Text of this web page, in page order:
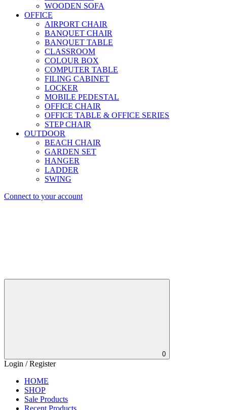
WOODEN SOFA
OFFICE
AIRPORT CHAIR
BANQUET CHAIR
BANQUET TABLE
CLASSROOM
COLOUR BOX
COMPUTER TABLE
FILING CABINET
LOCKER
MOBILE PEDESTAL
OFFICE CHAIR
OFFICE TABLE & OFFICE SERIES
STEP CHAIR
OUTDOOR
BEACH CHAIR
GARDEN SET
HANGER
LADDER
SWING
Connect to your account
0
Login / Register
HOME
SHOP
Sale Products
Recent Products